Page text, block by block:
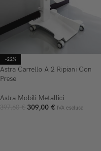
-22%
Astra Carrello A 2 Ripiani Con
Prese
Astra Mobili Metallici
397,60€ 309,00 € IVA esclusa